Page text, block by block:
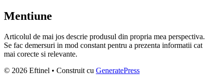
Mentiune
Articolul de mai jos descrie produsul din propria mea perspectiva.
Se fac demersuri in mod constant pentru a prezenta informatii cat
mai corecte si relevante.
© 2026 Eftinel • Construit cu GeneratePress